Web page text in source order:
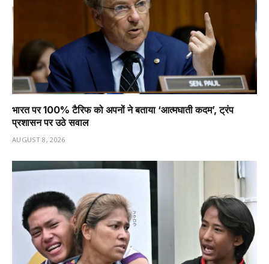
भारत पर 100% टैरिफ को अपनों ने बताया ‘आत्मघाती कदम’, ट्रंप
प्रशासन पर उठे सवाल
AUGUST 8, 2026